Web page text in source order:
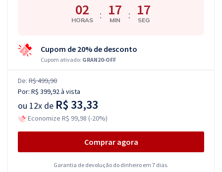
02
HORAS : 17
MIN : 17
SEG
Cupom de 20% de desconto
Cupom ativado: GRAN20-OFF
De: R$ 499,90
Por: R$ 399,92à vista
ou 12x de R$ 33,33
Economize R$ 99,98 (-20%)
Comprar agora
Garantia de devolução do dinheiro em 7 dias.